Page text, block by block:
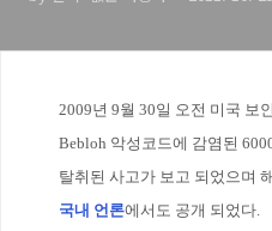
2009년 9월 30일 오전 미국 보
Bebloh 악성코드에 감염된
탈취된 사고가 보고 되었으며
국내 언론에서도 공개 되었다.